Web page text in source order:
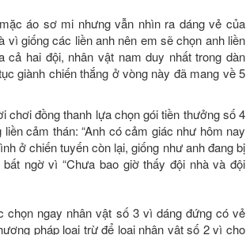
áo sơ mi nhưng vẫn nhìn ra dáng vẻ của
vì giống các liền anh nên em sẽ chọn anh liền
cả hai đội, nhân vật nam duy nhất trong dàn
giành chiến thắng ở vòng này đã mang về 5
chơi đồng thanh lựa chọn gói tiền thưởng số 4
cảm thán: “Anh có cảm giác như hôm nay
ở chiến tuyến còn lại, giống như anh đang bị
ngờ vì “Chưa bao giờ thấy đội nhà và đội
chọn ngay nhân vật số 3 vì dáng đứng có vẻ
pháp loại trừ để loại nhân vật số 2 vì cho